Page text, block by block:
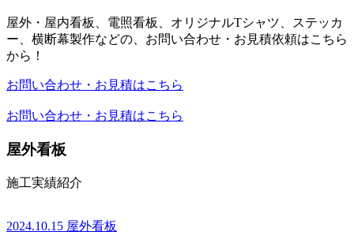
屋外・屋内看板、電照看板、オリジナルTシャツ、ステッカ
ー、横断幕製作などの、お問い合わせ・お見積依頼はこちら
から！
お問い合わせ・お見積はこちら
お問い合わせ・お見積はこちら
屋外看板
施工実績紹介
2024.10.15 屋外看板